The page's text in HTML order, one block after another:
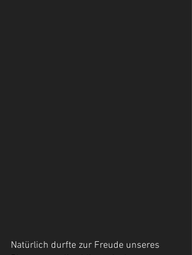
Natürlich durfte zur Freude unseres